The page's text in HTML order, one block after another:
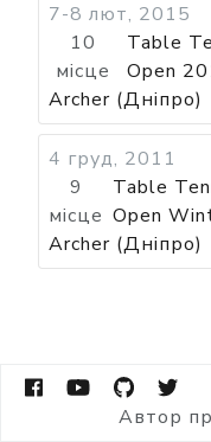
7-8 лют, 2015
10
місце
Table
Open
Archer (Дніпро)
4 груд, 2011
9
місце
Table
Open
Archer (Дніпро)
Автор